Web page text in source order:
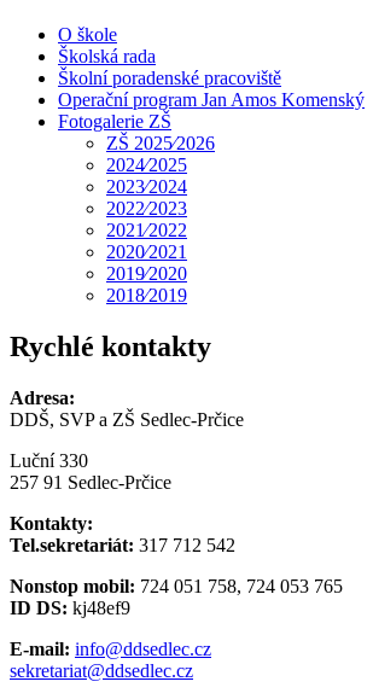
O škole
Školská rada
Školní poradenské pracoviště
Operační program Jan Amos Komenský
Fotogalerie ZŠ
ZŠ 2025⁄2026
2024⁄2025
2023⁄2024
2022⁄2023
2021⁄2022
2020⁄2021
2019⁄2020
2018⁄2019
Rychlé kontakty
Adresa:
DDŠ, SVP a ZŠ Sedlec-Prčice
Luční 330
257 91 Sedlec-Prčice
Kontakty:
Tel.sekretariát: 317 712 542
Nonstop mobil: 724 051 758, 724 053 765
ID DS: kj48ef9
E-mail: info@ddsedlec.cz
sekretariat@ddsedlec.cz